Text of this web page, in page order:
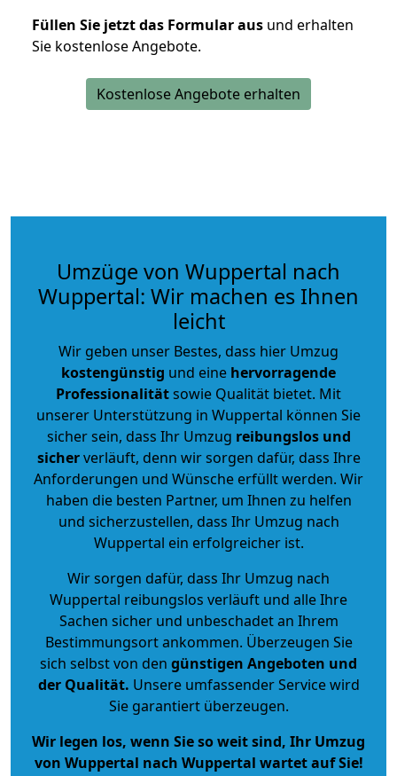
Füllen Sie jetzt das Formular aus und erhalten
Sie kostenlose Angebote.
Kostenlose Angebote erhalten
Umzüge von Wuppertal nach
Wuppertal: Wir machen es Ihnen
leicht
Wir geben unser Bestes, dass hier Umzug
kostengünstig und eine hervorragende
Professionalitätsowie Qualität bietet. Mit
unserer Unterstützung in Wuppertal können Sie
sicher sein, dass Ihr Umzug reibungslos und
sicherverläuft, denn wir sorgen dafür, dass Ihre
Anforderungen und Wünsche erfüllt werden. Wir
haben die besten Partner, um Ihnen zu helfen
und sicherzustellen, dass Ihr Umzug nach
Wuppertal ein erfolgreicher ist.
Wir sorgen dafür, dass Ihr Umzug nach
Wuppertal reibungslos verläuft und alle Ihre
Sachen sicher und unbeschadet an Ihrem
Bestimmungsort ankommen. Überzeugen Sie
sich selbst von den günstigen Angeboten und
der Qualität. Unsere umfassender Service wird
Sie garantiert überzeugen.
Wir legen los, wenn Sie so weit sind, Ihr Umzug
von Wuppertal nach Wuppertal wartet auf Sie!